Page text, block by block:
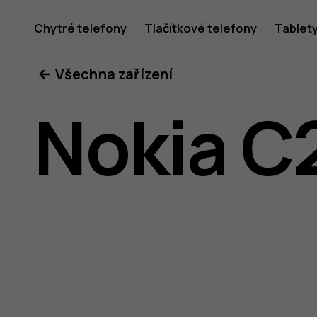
příručka
k
Chytré telefony Tlačítkové telefony
Všechna zařízení
Nokia